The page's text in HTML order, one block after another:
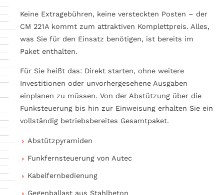
Keine Extragebühren, keine versteckten Posten – der
CM 221A kommt zum attraktiven Komplettpreis. Alles,
was Sie für den Einsatz benötigen, ist bereits im
Paket enthalten.
Für Sie heißt das: Direkt starten, ohne weitere
Investitionen oder unvorhergesehene Ausgaben
einplanen zu müssen. Von der Abstützung über die
Funksteuerung bis hin zur Einweisung erhalten Sie ein
vollständig betriebsbereites Gesamtpaket.
Abstützpyramiden
Funkfernsteuerung von Autec
Kabelfernbedienung
Gegenballast aus Stahlbeton